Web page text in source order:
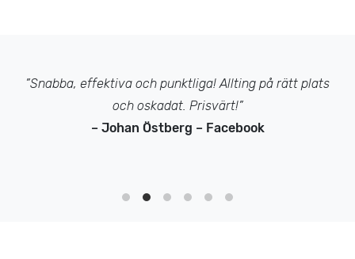
”Snabba, effektiva och punktliga! Allting på rätt plats
och oskadat. Prisvärt!”
– Johan Östberg – Facebook